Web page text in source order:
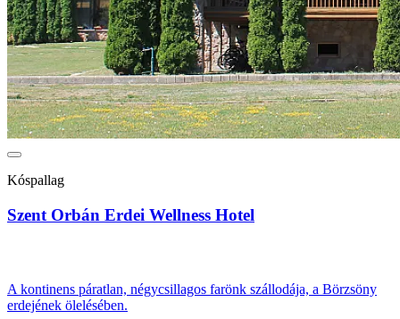
Kóspallag
Szent Orbán Erdei Wellness Hotel
A kontinens páratlan, négycsillagos farönk szállodája, a Börzsöny
erdejének ölelésében.